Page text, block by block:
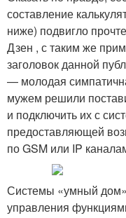
составление
ниже) подвигло
Дзен , с таким же
заголовок данной
— молодая
мужем решили
и подключить их с
предоставляющей
по GSM или IP
Системы «умный
управления